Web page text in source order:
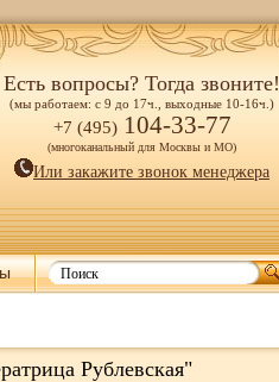
Есть вопросы? Тогда звоните!
(мы работаем: с 9 до 17ч., выходные 10-16ч.)
+7 (495) 104-33-77
(многоканальный для Москвы и МО)
Или закажите звонок менеджера
Рублевская"